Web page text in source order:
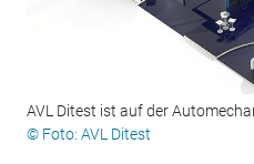
AVL Ditest ist auf der
© Foto: AVL Ditest